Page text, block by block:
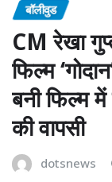
बॉलीवुड
CM रेखा
फिल्म
बनी फिल्म
की वापसी
dotsnews